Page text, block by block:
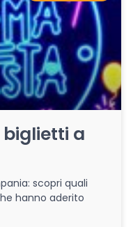
a
scopri quali
hanno aderito